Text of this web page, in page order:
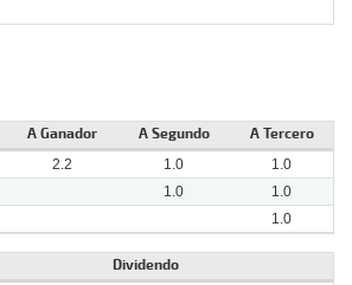
A Ganador A Segundo A Tercero
2.2 1.0
1.0
1.0
1.0
1.0
Dividendo